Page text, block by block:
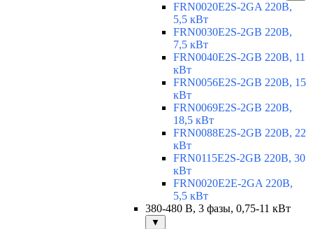
FRN0020E2S-2GA 220В,
5,5 кВт
FRN0030E2S-2GB 220В,
7,5 кВт
FRN0040E2S-2GB 220В, 11
кВт
FRN0056E2S-2GB 220В, 15
кВт
FRN0069E2S-2GB 220В,
18,5 кВт
FRN0088E2S-2GB 220В, 22
кВт
FRN0115E2S-2GB 220В, 30
кВт
FRN0020E2E-2GA 220В,
5,5 кВт
380-480 В, 3 фазы, 0,75-11 кВт
▼